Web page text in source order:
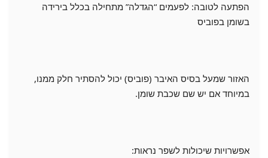
הפתעה לטובה: לפעמים “הגדלה” מתחילה בכלל בירידה
בשומן בפוביס
האזור שמעל בסיס האיבר (פוביס) יכול להסתיר חלק ממנו,
במיוחד אם יש שם שכבת שומן.
אפשרויות שיכולות לשפר נראות: